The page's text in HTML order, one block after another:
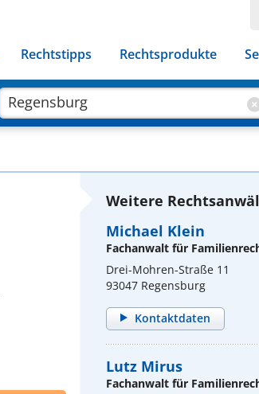
Rechtstipps Rechtsprodukte
Weitere
Michael Klein
Fachanwalt für
Drei-Mohren-Straße 11
93047 Regensburg
Kontaktdaten
Lutz Mirus
Fachanwalt für